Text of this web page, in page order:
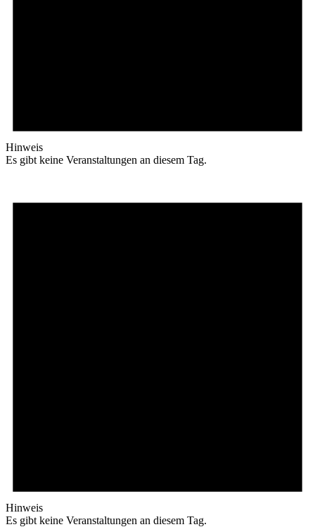
Hinweis
Es gibt keine Veranstaltungen an diesem Tag.
Hinweis
Es gibt keine Veranstaltungen an diesem Tag.